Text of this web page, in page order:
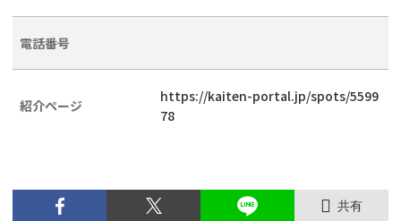
電話番号
紹介ページ
https://kaiten-portal.jp/spots/5599
78
共有